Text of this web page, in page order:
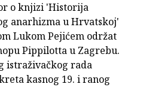
o knjizi 'Historija
anarhizma u Hrvatskoj'
Lukom Pejićem održat
Pippilotta u Zagrebu.
istraživačkog rada
kasnog 19. i ranog